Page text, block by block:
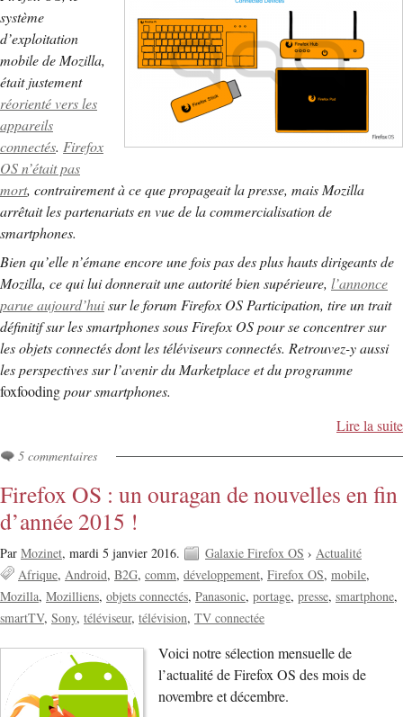
système
d’exploitation
mobile de Mozilla,
était justement
réorienté vers les
appareils
connectés. Firefox
OS n’était pas
mort, contrairement à ce que propageait la presse, mais Mozilla
arrêtait les partenariats en vue de la commercialisation de
smartphones.
Bien qu’elle n’émane encore une fois pas des plus hauts dirigeants de
Mozilla, ce qui lui donnerait une autorité bien supérieure, l’annonce
parue aujourd’huisur le forum Firefox OS Participation, tire un trait
définitif sur les smartphones sous Firefox OS pour se concentrer sur
les objets connectés dont les téléviseurs connectés. Retrouvez-y aussi
les perspectives sur l’avenir du Marketplace et du programme
foxfoodingpour smartphones.
Lire la suite
5 commentaires
Firefox OS : un ouragan de nouvelles en fin
d’année 2015 !
Par Mozinet, mardi 5 janvier 2016. Galaxie Firefox OS › Actualité
Afrique Android B2G comm développement Firefox OS mobile
Mozilla Mozilliens objets connectés Panasonic portage presse smartphone
smartTV Sony téléviseur télévision TV connectée
Voici notre sélection mensuelle de
l’actualité de Firefox OS des mois de
novembre et décembre.